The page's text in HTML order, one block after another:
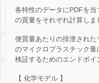
各特性のデータにPDFを
の質量をそれぞれ計算しま
便質量あたりの排泄され
のマイクロプラスチック
検証するためのエンドポイ
【 化学モデル 】